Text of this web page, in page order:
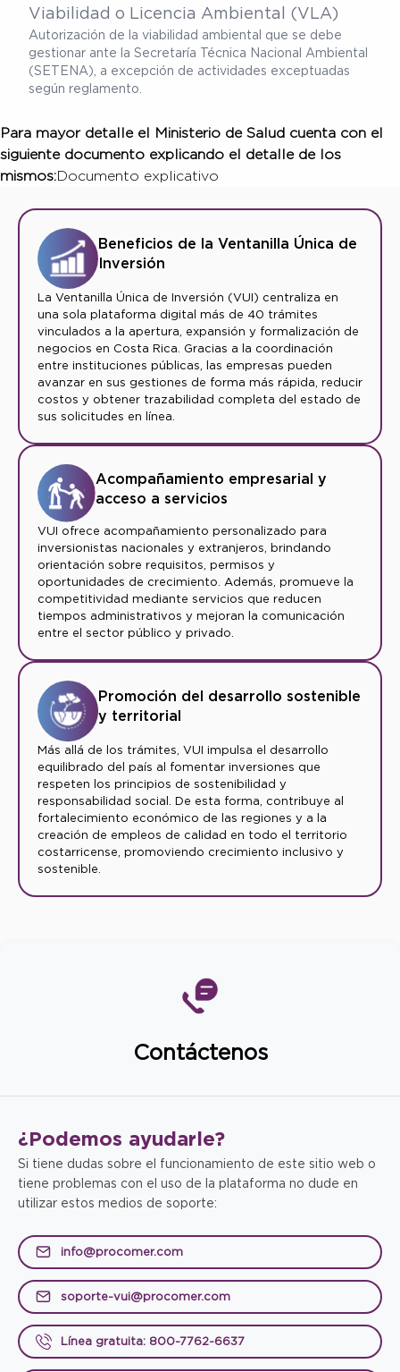
Viabilidad o Licencia Ambiental (VLA)
Autorización de la viabilidad ambiental que se debe
gestionar ante la Secretaría Técnica Nacional Ambiental
(SETENA), a excepción de actividades exceptuadas
según reglamento.
Para mayor detalle el Ministerio de Salud cuenta con el
siguiente documento explicando el detalle de los
mismos:Documento explicativo
Beneficios de la Ventanilla Única de
Inversión
La Ventanilla Única de Inversión (VUI) centraliza en
una sola plataforma digital más de 40 trámites
vinculados a la apertura, expansión y formalización de
negocios en Costa Rica. Gracias a la coordinación
entre instituciones públicas, las empresas pueden
avanzar en sus gestiones de forma más rápida, reducir
costos y obtener trazabilidad completa del estado de
sus solicitudes en línea.
Acompañamiento empresarial y
acceso a servicios
VUI ofrece acompañamiento personalizado para
inversionistas nacionales y extranjeros, brindando
orientación sobre requisitos, permisos y
oportunidades de crecimiento. Además, promueve la
competitividad mediante servicios que reducen
tiempos administrativos y mejoran la comunicación
entre el sector público y privado.
Promoción del desarrollo sostenible
y territorial
Más allá de los trámites, VUI impulsa el desarrollo
equilibrado del país al fomentar inversiones que
respeten los principios de sostenibilidad y
responsabilidad social. De esta forma, contribuye al
fortalecimiento económico de las regiones y a la
creación de empleos de calidad en todo el territorio
costarricense, promoviendo crecimiento inclusivo y
sostenible.
Contáctenos
¿Podemos ayudarle?
Si tiene dudas sobre el funcionamiento de este sitio web o
tiene problemas con el uso de la plataforma no dude en
utilizar estos medios de soporte:
info@procomer.com
soporte-vui@procomer.com
Línea gratuita: 800-7762-6637